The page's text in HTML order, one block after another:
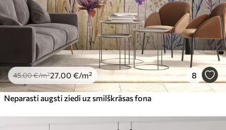
45.00€/m²27 .00 €/m² 8
Neparasti augsti ziedi uz smilškrāsas fona